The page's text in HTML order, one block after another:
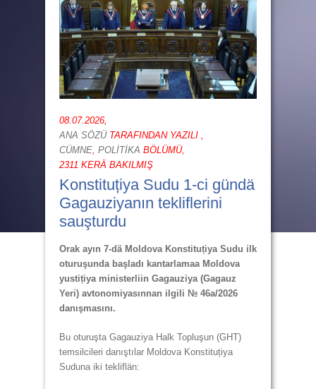
08.07.2026,
ANA SÖZÜTARAFINDAN YAZILI ,
CÜMNE POLİTİKA BÖLÜMÜ,
2311 KERÄ BAKILMIŞ
Konstituțiya Sudu 1-ci gündä
Gagauziyanın tekliflerini
sauşturdu
Orak ayın 7-dä Moldova Konstituțiya Sudu ilk
oturuşunda başladı kantarlamaa Moldova
yustițiya ministerliin Gagauziya (Gagauz
Yeri) avtonomiyasınnan ilgili № 46а/2026
danışmasını.
Bu oturuşta Gagauziya Halk Topluşun (GHT)
temsilcileri danıştılar Moldova Konstituțiya
Suduna iki tekliflän: